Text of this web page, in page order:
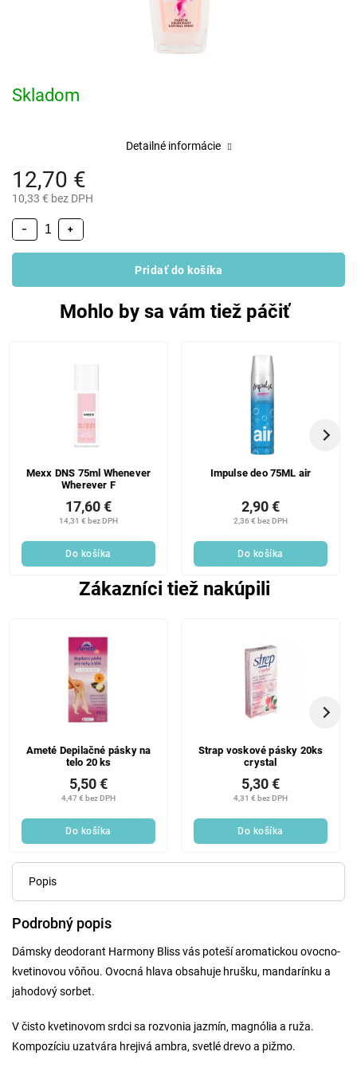
12,70 €
10,33 € bez DPH
Skladom
+
−
Pridať do košíka
Detailné informácie
Mohlo by sa vám tiež páčiť
Mexx DNS 75ml Whenever
Wherever F
14,31 € bez DPH
17,60 €
Do košíka
Impulse deo 75ML air
2,36 € bez DPH
2,90 €
Do košíka
Zákazníci tiež nakúpili
Ameté Depilačné pásky na
telo 20 ks
4,47 € bez DPH
5,50 €
Do košíka
Strap voskové pásky 20ks
crystal
4,31 € bez DPH
5,30 €
Do košíka
Popis
Podrobný popis
Dámsky deodorant Harmony Bliss vás poteší aromatickou ovocno-
kvetinovou vôňou. Ovocná hlava obsahuje hrušku, mandarínku a
jahodový sorbet.
V čisto kvetinovom srdci sa rozvonia jazmín, magnólia a ruža.
Kompozíciu uzatvára hrejivá ambra, svetlé drevo a pižmo.